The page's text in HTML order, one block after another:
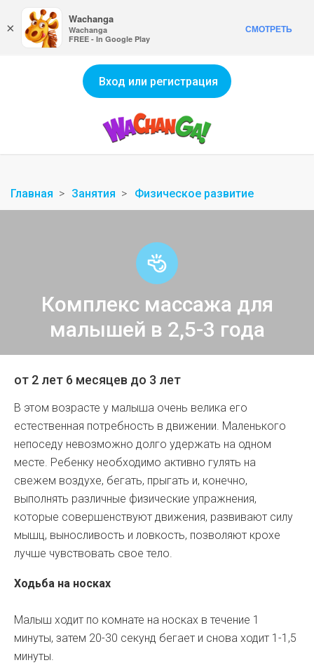
Вход или регистрация
Главная Занятия Физическое развитие
Комплекс массажа для
малышей в 2,5-3 года
от 2 лет 6 месяцев до 3 лет
В этом возрасте у малыша очень велика его
естественная потребность в движении. Маленького
непоседу невозможно долго удержать на одном
месте. Ребенку необходимо активно гулять на
свежем воздухе, бегать, прыгать и, конечно,
выполнять различные физические упражнения,
которые совершенствуют движения, развивают силу
мышц, выносливость и ловкость, позволяют крохе
лучше чувствовать свое тело.
Ходьба на носках
Малыш ходит по комнате на носках в течение 1
минуты, затем 20-30 секунд бегает и снова ходит 1-1,5
минуты.
×
Wachanga
Wachanga
FREE - In Google Play
СМОТРЕТЬ